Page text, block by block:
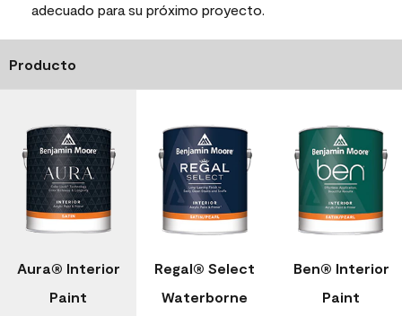
adecuado para su próximo proyecto.
Producto
Aura® Interior
Paint
Regal® Select
Waterborne
Ben® Interior
Paint